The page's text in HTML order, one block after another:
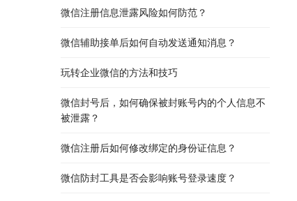
微信注册信息泄露风险如何防范？
微信辅助接单后如何自动发送通知消息？
玩转企业微信的方法和技巧
微信封号后，如何确保被封账号内的个人信息不
被泄露？
微信注册后如何修改绑定的身份证信息？
微信防封工具是否会影响账号登录速度？